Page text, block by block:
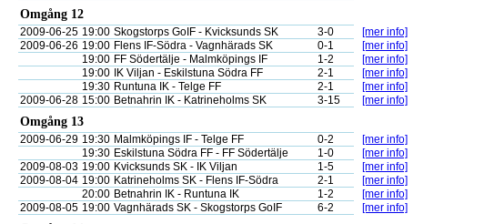
Omgång 12
2009-06-25 19:00 Skogstorps GoIF - Kvicksunds SK 3-0
[mer info]
2009-06-26 19:00 Flens IF-Södra - Vagnhärads SK 0-1
[mer info]
19:00 FF Södertälje - Malmköpings IF 1-2
[mer info]
19:00
IK Viljan - Eskilstuna Södra FF 2-1
[mer info]
19:30 Runtuna IK - Telge FF 2-1
[mer info]
2009-06-28 15:00 Betnahrin IK - Katrineholms SK 3-15 [mer info]
Omgång 13
2009-06-29 19:30 Malmköpings IF - Telge FF 0-2
[mer info]
19:30 Eskilstuna Södra FF - FF Södertälje 1-0
[mer info]
2009-08-03 19:00 Kvicksunds SK - IK Viljan 1-5
[mer info]
2009-08-04 19:00 Katrineholms SK - Flens IF-Södra 2-1
[mer info]
20:00 Betnahrin IK - Runtuna IK 1-2
[mer info]
2009-08-05 19:00 Vagnhärads SK - Skogstorps GoIF 6-2 [mer info]